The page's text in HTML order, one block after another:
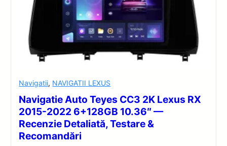
Navigatii, NAVIGATII LEXUS
Navigatie Auto Teyes CC3 2K Lexus RX
2015-2022 6+128GB 10.36″ —
Recenzie Detaliată, Testare &
Recomandări